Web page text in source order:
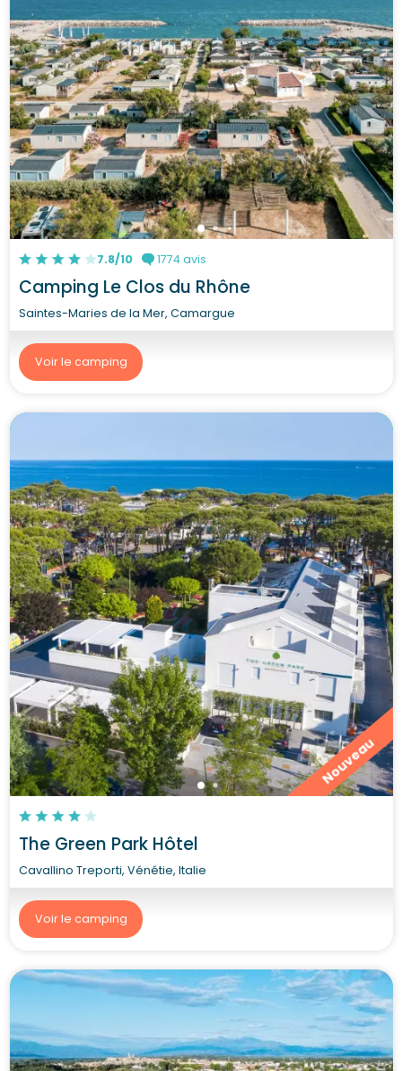
7.8/10 1774 avis
Camping Le Clos du Rhône
Saintes-Maries de la Mer, Camargue
Voir le camping
Nouveau
The Green Park Hôtel
Cavallino Treporti, Vénétie, Italie
Voir le camping